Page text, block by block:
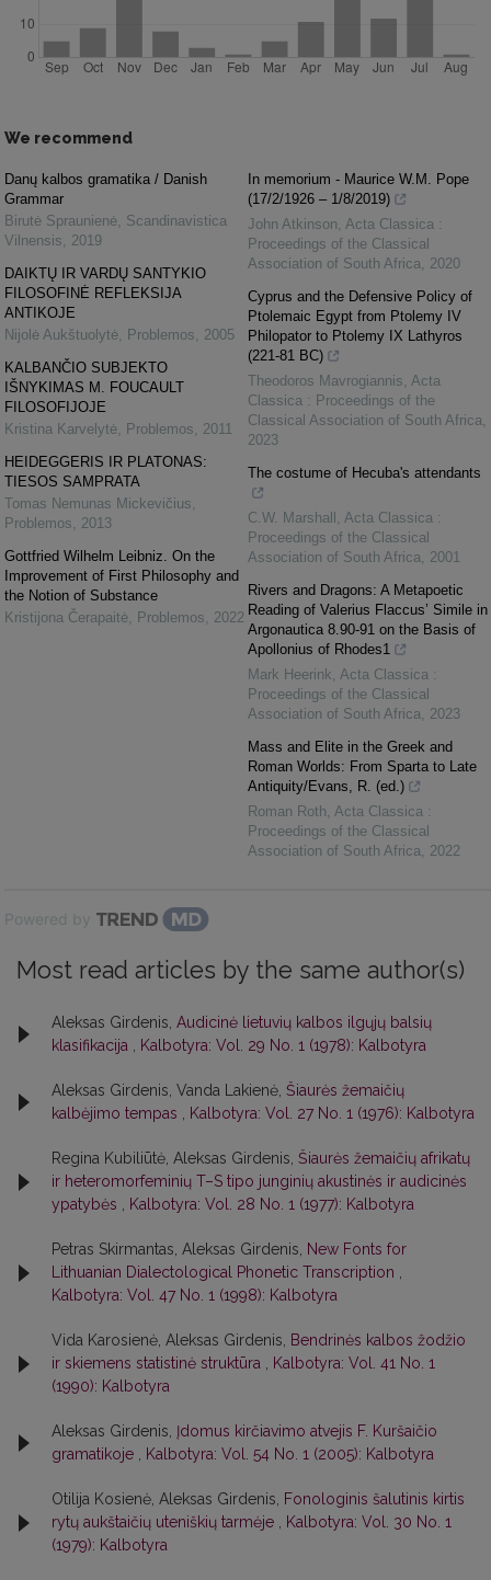
We recommend
Danų kalbos gramatika / Danish
Grammar
Birutė Spraunienė, Scandinavistica
Vilnensis, 2019
DAIKTŲ IR VARDŲ SANTYKIO
FILOSOFINĖ REFLEKSIJA
ANTIKOJE
Nijolė Aukštuolytė, Problemos, 2005
KALBANČIO SUBJEKTO
IŠNYKIMAS M. FOUCAULT
FILOSOFIJOJE
Kristina Karvelytė, Problemos, 2011
HEIDEGGERIS IR PLATONAS:
TIESOS SAMPRATA
Tomas Nemunas Mickevičius,
Problemos, 2013
Gottfried Wilhelm Leibniz. On the
Improvement of First Philosophy and
the Notion of Substance
Kristijona Čerapaitė, Problemos, 2022
In memorium - Maurice W.M. Pope
(17/2/1926 – 1/8/2019)
John Atkinson, Acta Classica :
Proceedings of the Classical
Association of South Africa, 2020
Cyprus and the Defensive Policy of
Ptolemaic Egypt from Ptolemy IV
Philopator to Ptolemy IX Lathyros
(221-81 BC)
Theodoros Mavrogiannis, Acta
Classica : Proceedings of the
Classical Association of South Africa,
2023
The costume of Hecuba's attendants
C.W. Marshall , Acta Classica :
Proceedings of the Classical
Association of South Africa, 2001
Rivers and Dragons: A Metapoetic
Reading of Valerius Flaccus’ Simile in
Argonautica 8.90-91 on the Basis of
Apollonius of Rhodes1
Mark Heerink, Acta Classica :
Proceedings of the Classical
Association of South Africa, 2023
Mass and Elite in the Greek and
Roman Worlds: From Sparta to Late
Antiquity/Evans, R. (ed.)
Roman Roth, Acta Classica :
Proceedings of the Classical
Association of South Africa, 2022
Powered by
Most read articles by the same author(s)
Aleksas Girdenis, Audicinė lietuvių kalbos ilgųjų balsių
klasifikacija
Kalbotyra: Vol. 29 No. 1 (1978): Kalbotyra
Aleksas Girdenis, Vanda Lakienė, Šiaurės žemaičių
kalbėjimo tempas
Kalbotyra: Vol. 27 No. 1 (1976): Kalbotyra
Regina Kubiliūtė, Aleksas Girdenis, Šiaurės žemaičių afrikatų
ir heteromorfeminių T–S tipo junginių akustinės ir audicinės
ypatybės
Kalbotyra: Vol. 28 No. 1 (1977): Kalbotyra
Petras Skirmantas, Aleksas Girdenis,
New Fonts for
Lithuanian Dialectological Phonetic Transcription
Kalbotyra: Vol. 47 No. 1 (1998): Kalbotyra
Vida Karosienė, Aleksas Girdenis,
Bendrinės kalbos žodžio
ir skiemens statistinė struktūra
Kalbotyra: Vol. 41 No. 1
(1990): Kalbotyra
Aleksas Girdenis, Įdomus kirčiavimo atvejis F. Kuršaičio
gramatikoje
Kalbotyra: Vol. 54 No. 1 (2005): Kalbotyra
Otilija Kosienė, Aleksas Girdenis,
Fonologinis šalutinis kirtis
rytų aukštaičių uteniškių tarmėje
Kalbotyra: Vol. 30 No. 1
(1979): Kalbotyra